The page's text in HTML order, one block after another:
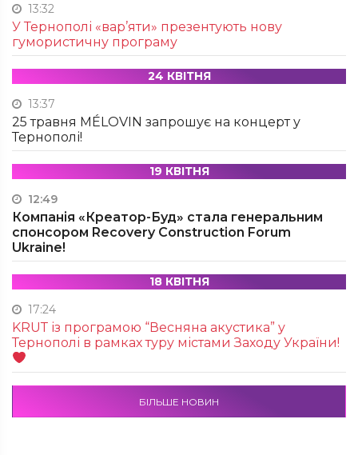
13:32
У Тернополі «вар’яти» презентують нову
гумористичну програму
24 КВІТНЯ
13:37
25 травня MÉLOVIN запрошує на концерт у
Тернополі!
19 КВІТНЯ
12:49
Компанія «Креатор-Буд» стала генеральним
спонсором Recovery Construction Forum
Ukraine!
18 КВІТНЯ
17:24
KRUТ із програмою “Весняна акустика” у
Тернополі в рамках туру містами Заходу України!
БІЛЬШЕ НОВИН